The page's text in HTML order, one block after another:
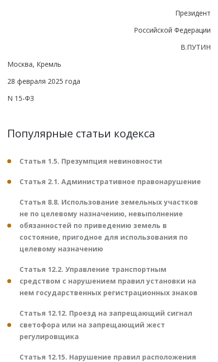
Президент
Российской Федерации
В.ПУТИН
Москва, Кремль
28 февраля 2025 года
N 15-ФЗ
Популярные статьи кодекса
Статья 1.5. Презумпция невиновности
Статья 2.1. Административное правонарушение
Статья 8.8. Использование земельных участков
не по целевому назначению, невыполнение
обязанностей по приведению земель в
состояние, пригодное для использования по
целевому назначению
Статья 12.2. Управление транспортным
средством с нарушением правил установки на
нем государственных регистрационных знаков
Статья 12.12. Проезд на запрещающий сигнал
светофора или на запрещающий жест
регулировщика
Статья 12.15. Нарушение правил расположения